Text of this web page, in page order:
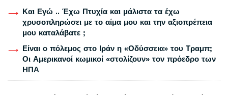
Και Εγώ .. Έχω Πτυχία και μάλιστα τα έχω
χρυσοπληρώσει με το αίμα μου και την αξιοπρέπεια
μου καταλάβατε ;
Είναι ο πόλεμος στο Ιράν η «Οδύσσεια» του Τραμπ;
Οι Αμερικανοί κωμικοί «στολίζουν» τον πρόεδρο των
ΗΠΑ